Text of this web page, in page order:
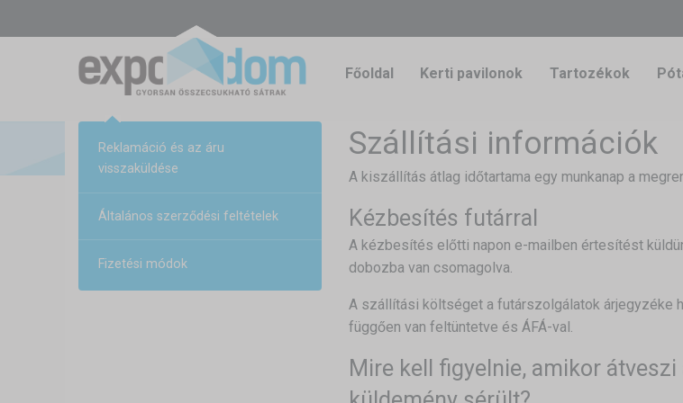
Főoldal Kerti pavilonok Tartozékok
Reklamáció és az áru
visszaküldése
Általános szerződési feltételek
Fizetési módok
Szállítási információk
A kiszállítás átlag időtartama egy munkanap a
Kézbesítés futárral
A kézbesítés előtti napon e-mailben értesítést
dobozba van csomagolva.
A szállítási költséget a futárszolgálatok árjegyzéke
függően van feltüntetve és ÁFÁ-val.
Mire kell figyelnie, amikor